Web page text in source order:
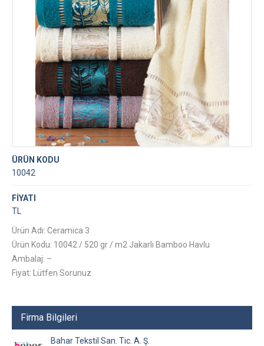
ÜRÜN KODU
10042
FİYATI
TL
Ürün Adı: Ceramica 3
Ürün Kodu: 10042 / 520 gr / m2 Jakarlı Bamboo Havlu
Ambalaj: –
Fiyat: Lütfen Sorunuz
Firma Bilgileri
Bahar Tekstil San. Tic. A. Ş.